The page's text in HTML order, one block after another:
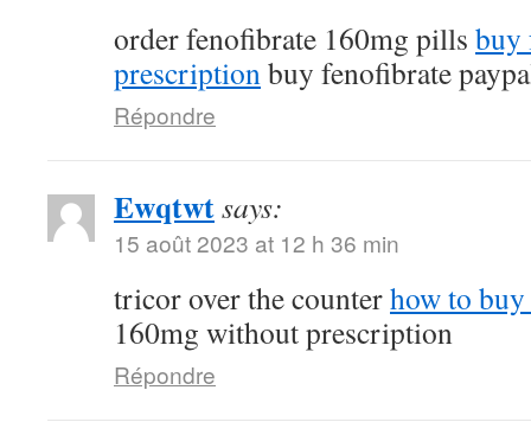
order fenofibrate 160mg pills buy
prescriptionbuy fenofibrate
Répondre
Ewqtwtsays:
15 août 2023 at 12 h 36 min
tricor over the counterhow to
160mg without prescription
Répondre